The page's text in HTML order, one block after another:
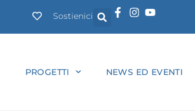
Sostienici
PROGETTI NEWS ED EVENTI